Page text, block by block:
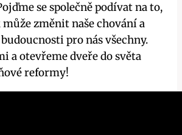
se společně podívat na to,
změnit naše chování a
pro nás všechny.
a otevřeme dveře do světa
reformy!